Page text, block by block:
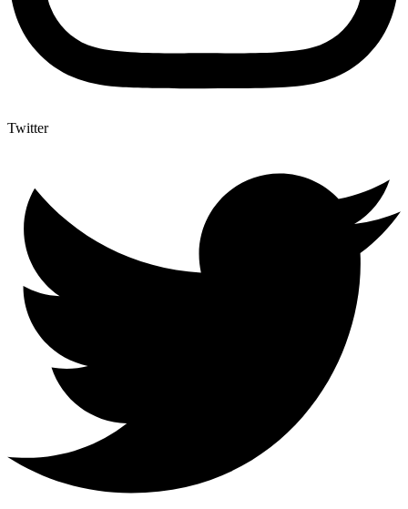
Twitter